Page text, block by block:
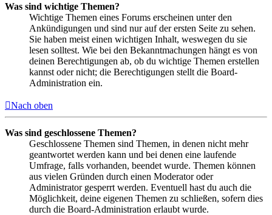
Was sind wichtige Themen?
Wichtige Themen eines Forums erscheinen unter den
Ankündigungen und sind nur auf der ersten Seite zu sehen.
Sie haben meist einen wichtigen Inhalt, weswegen du sie
lesen solltest. Wie bei den Bekanntmachungen hängt es von
deinen Berechtigungen ab, ob du wichtige Themen erstellen
kannst oder nicht; die Berechtigungen stellt die Board-
Administration ein.
Nach oben
Was sind geschlossene Themen?
Geschlossene Themen sind Themen, in denen nicht mehr
geantwortet werden kann und bei denen eine laufende
Umfrage, falls vorhanden, beendet wurde. Themen können
aus vielen Gründen durch einen Moderator oder
Administrator gesperrt werden. Eventuell hast du auch die
Möglichkeit, deine eigenen Themen zu schließen, sofern dies
durch die Board-Administration erlaubt wurde.